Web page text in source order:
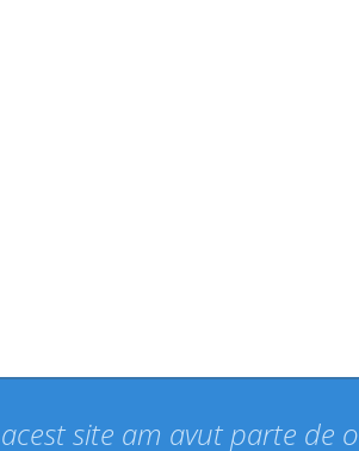
site am avut parte de o